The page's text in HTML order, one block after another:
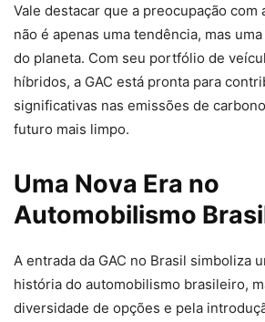
Vale destacar que a preocupação com
não é apenas uma tendência, mas
do planeta. Com seu portfólio de
híbridos, a GAC está pronta para
significativas nas emissões de
futuro mais limpo.
Uma Nova Era no
Automobilismo
A entrada da GAC no Brasil simboliza
história do automobilismo brasileiro,
diversidade de opções e pela